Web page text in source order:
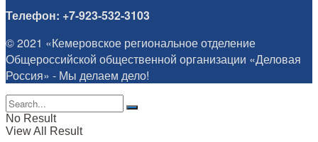
Телефон: +7-923-532-3103
© 2021 «Кемеровское региональное отделение
Общероссийской общественной организации «Деловая
Россия» - Мы делаем дело!
No Result
View All Result